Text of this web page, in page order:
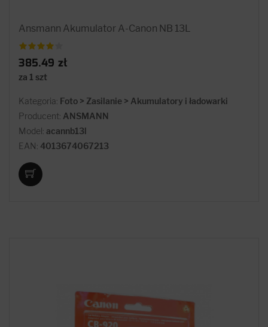
Ansmann Akumulator A-Canon NB 13L
385.49 zł
za 1 szt
Kategoria: Foto > Zasilanie > Akumulatory i ładowarki
Producent: ANSMANN
Model: acannb13l
EAN: 4013674067213